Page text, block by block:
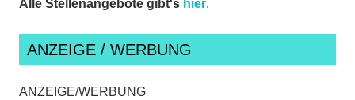
Alle Stellenangebote gibt's hier.
ANZEIGE / WERBUNG
ANZEIGE/WERBUNG